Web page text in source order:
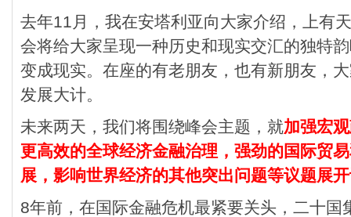
去年11月，我在安塔利亚向大家介绍，上有
会将给大家呈现一种历史和现实交汇的独特
变成现实。在座的有老朋友，也有新朋友，
发展大计。
未来两天，我们将围绕峰会主题，就加强宏
更高效的全球经济金融治理，强劲的国际贸
展，影响世界经济的其他突出问题等议题展
8年前，在国际金融危机最紧要关头，二十国